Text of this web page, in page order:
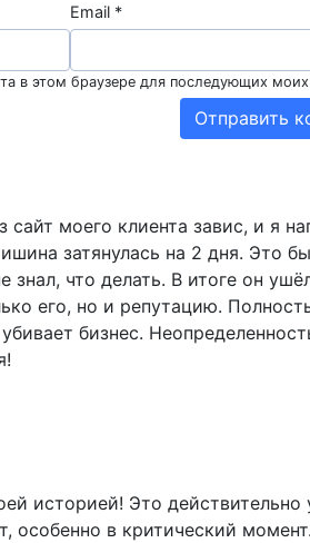
Email *
в этом браузере для последующих
моего клиента завис, и я
затянулась на 2 дня. Это
знал, что делать. В итоге он
его, но и репутацию.
бизнес.
историей! Это действительно
особенно в критический